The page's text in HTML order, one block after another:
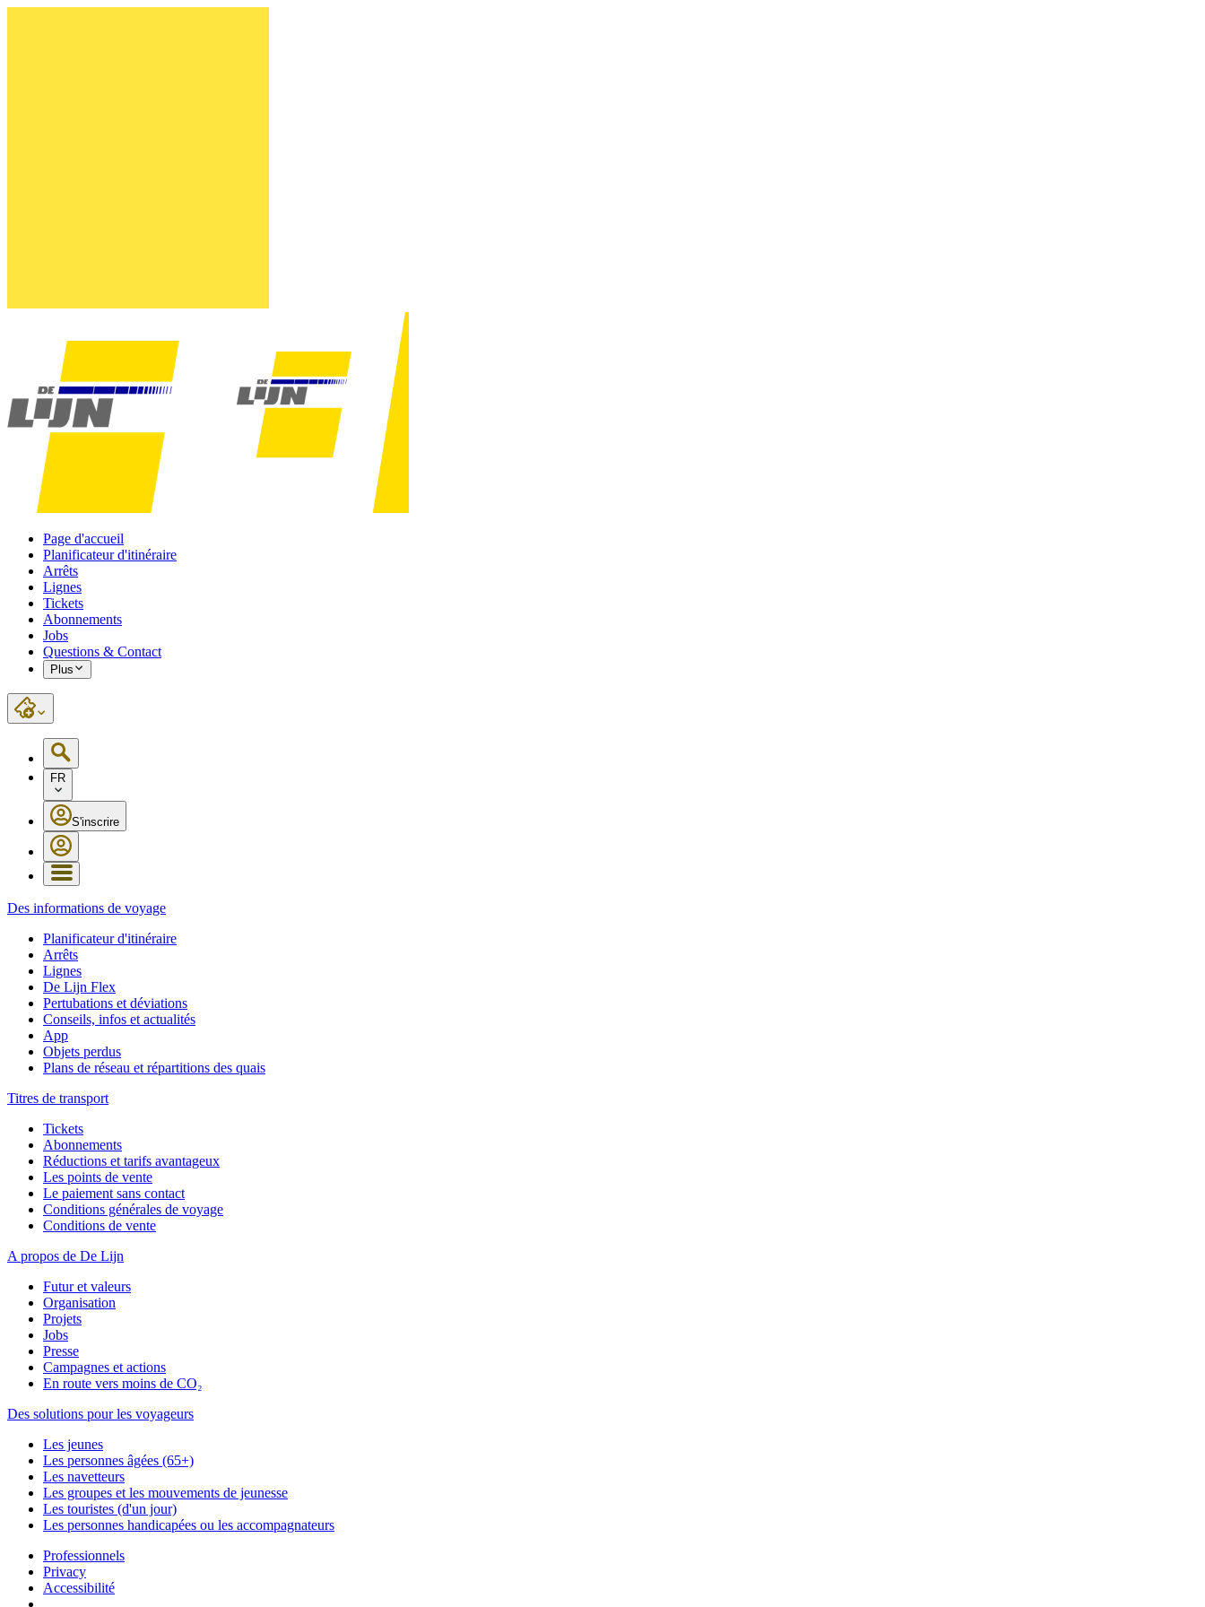
Page d'accueil
Planificateur d'itinéraire
Arrêts
Lignes
Tickets
Abonnements
Jobs
Questions & Contact
Plus
FR
S'inscrire
Des informations de voyage
Planificateur d'itinéraire
Arrêts
Lignes
De Lijn Flex
Pertubations et déviations
Conseils, infos et actualités
App
Objets perdus
Plans de réseau et répartitions des quais
Titres de transport
Tickets
Abonnements
Réductions et tarifs avantageux
Les points de vente
Le paiement sans contact
Conditions générales de voyage
Conditions de vente
A propos de De Lijn
Futur et valeurs
Organisation
Projets
Jobs
Presse
Campagnes et actions
En route vers moins de CO₂
Des solutions pour les voyageurs
Les jeunes
Les personnes âgées (65+)
Les navetteurs
Les groupes et les mouvements de jeunesse
Les touristes (d'un jour)
Les personnes handicapées ou les accompagnateurs
Professionnels
Privacy
Accessibilité